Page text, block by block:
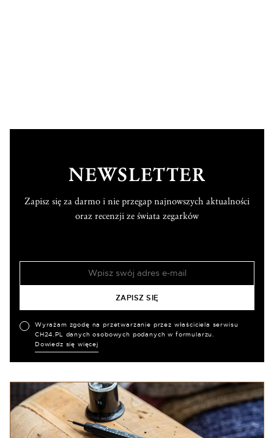
NEWSLETTER
Zapisz się za darmo i nie przegap najnowszych aktualności
oraz recenzji ze świata zegarków
Wyrażam zgodę na przetwarzanie przez właściciela serwisu
CH24.PL danych osobowych podanych w formularzu.
Dowiedz się więcej